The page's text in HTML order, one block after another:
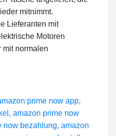
mitnimmt.
Lieferanten mit
Motoren
mit normalen